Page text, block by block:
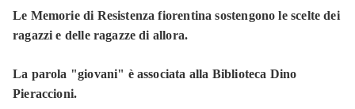
Le Memorie di Resistenza fiorentina sostengono le scelte dei
ragazzi e delle ragazze di allora.
La parola "giovani" è associata alla Biblioteca Dino
Pieraccioni.